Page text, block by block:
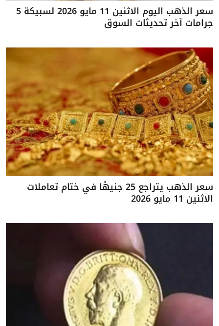
سعر الذهب اليوم الاثنين 11 مايو 2026 لسبيكة 5
جرامات آخر تحديثات السوق
سعر الذهب يتراجع 25 جنيهًا في ختام تعاملات
الاثنين 11 مايو 2026